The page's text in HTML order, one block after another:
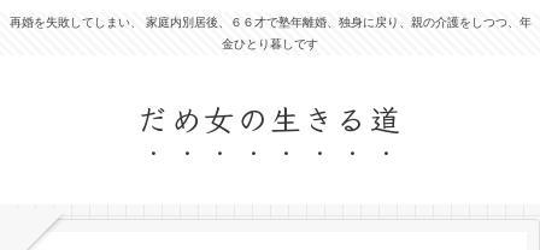
再婚を失敗してしまい、 家庭内別居後、６６才で塾年離婚、独身に戻り、親の介護をしつつ、年
金ひとり暮しです
だめ女の生きる道